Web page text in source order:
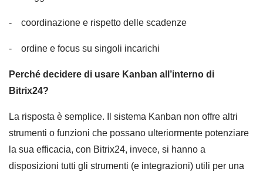
- coordinazione e rispetto delle scadenze
- ordine e focus su singoli incarichi
Perché decidere di usare Kanban all’interno di
Bitrix24?
La risposta è semplice. Il sistema Kanban non offre altri
strumenti o funzioni che possano ulteriormente potenziare
la sua efficacia, con Bitrix24, invece, si hanno a
disposizioni tutti gli strumenti (e integrazioni) utili per una